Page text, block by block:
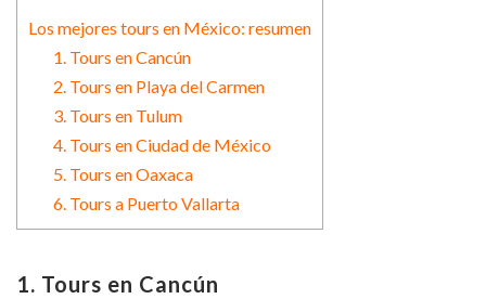
Los mejores tours en México: resumen
1. Tours en Cancún
2. Tours en Playa del Carmen
3. Tours en Tulum
4. Tours en Ciudad de México
5. Tours en Oaxaca
6. Tours a Puerto Vallarta
1. Tours en Cancún